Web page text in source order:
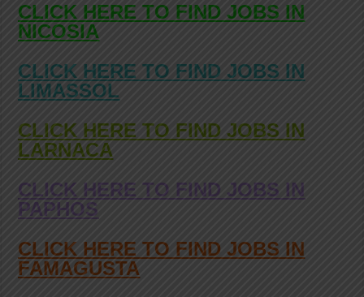
CLICK HERE TO FIND JOBS IN
NICOSIA
CLICK HERE TO FIND JOBS IN
LIMASSOL
CLICK HERE TO FIND JOBS IN
LARNACA
CLICK HERE TO FIND JOBS IN
PAPHOS
CLICK HERE TO FIND JOBS IN
FAMAGUSTA